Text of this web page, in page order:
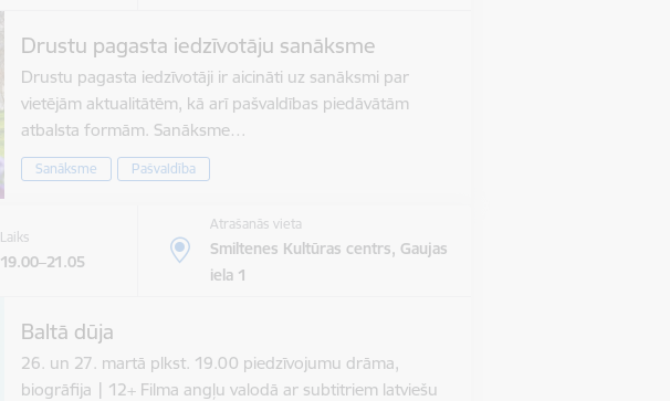
Drustu pagasta iedzīvotāju sanāksme
Drustu pagasta iedzīvotāji ir aicināti uz sanāksmi par
vietējām aktualitātēm, kā arī pašvaldības piedāvātām
atbalsta formām. Sanāksme…
Sanāksme Pašvaldība
Laiks
19.00–21.05
Atrašanās vieta
Smiltenes Kultūras centrs, Gaujas
iela 1
Baltā dūja
26. un 27. martā plkst. 19.00 piedzīvojumu drāma,
biogrāfija | 12+ Filma angļu valodā ar subtitriem latviešu